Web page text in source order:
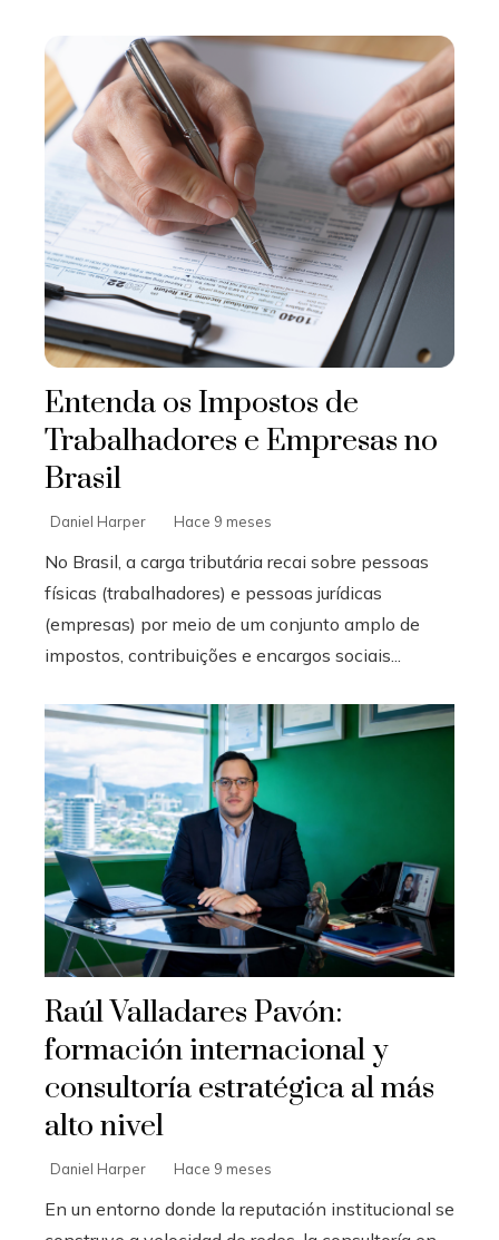
Entenda os Impostos de
Trabalhadores e Empresas no
Brasil
Daniel Harper Hace 9 meses
No Brasil, a carga tributária recai sobre pessoas
físicas (trabalhadores) e pessoas jurídicas
(empresas) por meio de um conjunto amplo de
impostos, contribuições e encargos sociais...
Raúl Valladares Pavón:
formación internacional y
consultoría estratégica al más
alto nivel
Daniel Harper Hace 9 meses
En un entorno donde la reputación institucional se